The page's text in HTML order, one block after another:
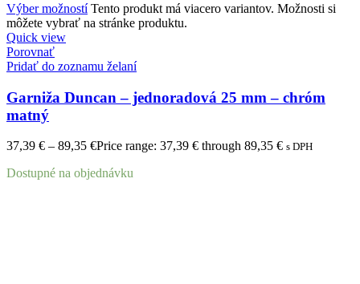
Výber možností Tento produkt má viacero variantov. Možnosti si
môžete vybrať na stránke produktu.
Quick view
Porovnať
Pridať do zoznamu želaní
Garniža Duncan – jednoradová 25 mm – chróm
matný
37,39 € – 89,35 €Price range: 37,39 € through 89,35 € s DPH
Dostupné na objednávku